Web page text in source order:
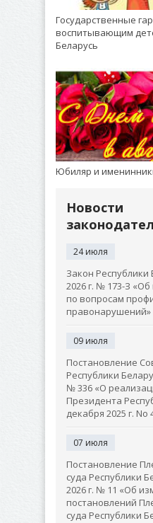
Государственные
воспитывающим
Беларусь
Юбиляр и
Новости
24 июля
Закон Республики
2026 г. № 173-З
по вопросам
правонарушений»
09 июля
Постановление
Республики
№ 336 «О
Президента
декабря 2025 г. No
07 июля
Постановление
суда Республики
2026 г. № 11 «Об
постановлений
суда Республики